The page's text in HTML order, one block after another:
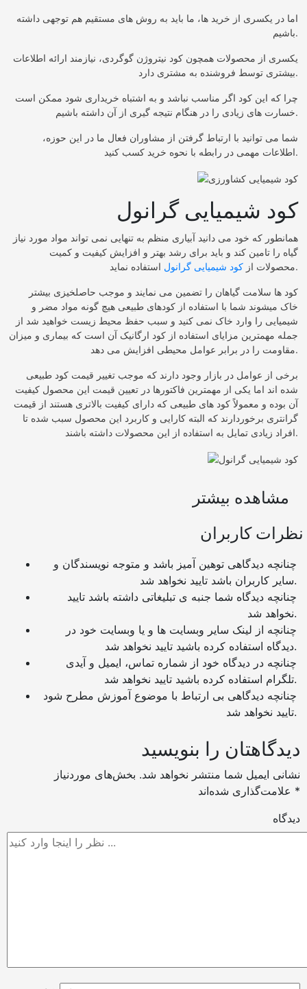
اما در یکسری از خرید ها، ما باید به روش های مستقیم هم توجهی داشته
باشیم.
یکسری از محصولات همچون کود نیتروژن گوگردی، نیازمند ارائه اطلاعات
بیشتری توسط فروشنده به مشتری دارد.
چرا که این کود اگر مناسب نباشد و به اشتباه خریداری شود ممکن است
خسارت های زیادی را در هنگام نتیجه گیری از آن داشته باشیم.
شما می توانید با ارتباط گرفتن از مشاوران فعال ما در این حوزه،
اطلاعات مهمی در رابطه با نحوه خرید کسب کنید.
کود شیمیایی گرانول
همانطور که خود می دانید آبیاری منظم به تنهایی نمی تواند مواد مورد نیاز
گیاه را تامین کند و باید برای رشد بهتر و افزایش کیفیت و کمیت
محصولات از کود شیمیایی گرانول استفاده نماید.
کود ها سلامت گیاهان را تضمین می نمایند و موجب حاصلخیزی بیشتر
خاک میشوند شما با استفاده از کودهای طبیعی هیچ گونه مواد مضر و
شیمیایی را وارد خاک نمی کنید و سبب حفظ محیط زیست خواهید شد از
جمله مهمترین مزایای استفاده از کود ارگانیک آن است که بیماری و میزان
مقاومت را در برابر عوامل محیطی افزایش می دهد.
برخی از عوامل در بازار وجود دارند که موجب تغییر قیمت کود طبیعی
شده اند اما یکی از مهمترین فاکتورها در تعیین قیمت این محصول کیفیت
آن بوده و معمولاً کود های طبیعی که دارای کیفیت بالاتری هستند از قیمت
گرانتری برخوردارند که البته کارایی و کاربرد این محصول سبب شده تا
افراد زیادی تمایل به استفاده از این محصولات داشته باشند.
مشاهده بیشتر
نظرات کاربران
سایر کاربران باشد تایید نخواهد شد.
نخواهد شد.
دیدگاه استفاده کرده باشید تایید نخواهد شد.
تلگرام استفاده کرده باشید تایید نخواهد شد.
چنانچه دیدگاهی بی ارتباط با موضوع آموزش مطرح شود
تایید نخواهد شد.
دیدگاهتان را بنویسید
نشانی ایمیل شما منتشر نخواهد شد. بخش‌های موردنیاز
*
دیدگاه